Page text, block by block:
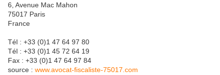
6, Avenue Mac Mahon
75017 Paris
France
Tél : +33 (0)1 47 64 97 80
Tél : +33 (0)1 45 72 64 19
Fax : +33 (0)1 47 64 97 84
source : www.avocat-fiscaliste-75017.com